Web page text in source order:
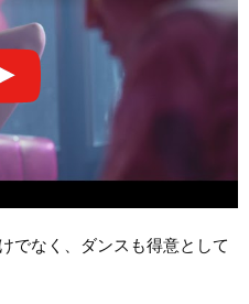
でなく、ダンスも得意として